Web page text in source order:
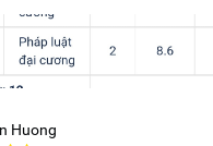
Huong